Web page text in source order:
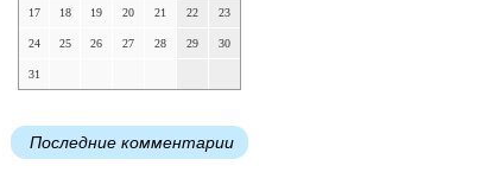
17 18 19 20 21 22 23
24 25 26 27 28 29 30
31
Последние комментарии